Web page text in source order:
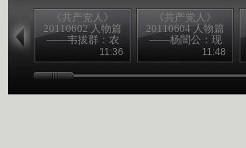
《共产党人》
20110602 人物篇
——韦拔群：农
民的好拔哥11:36
《共产党人》
20110604 人物篇
——杨闇公：现
11:48